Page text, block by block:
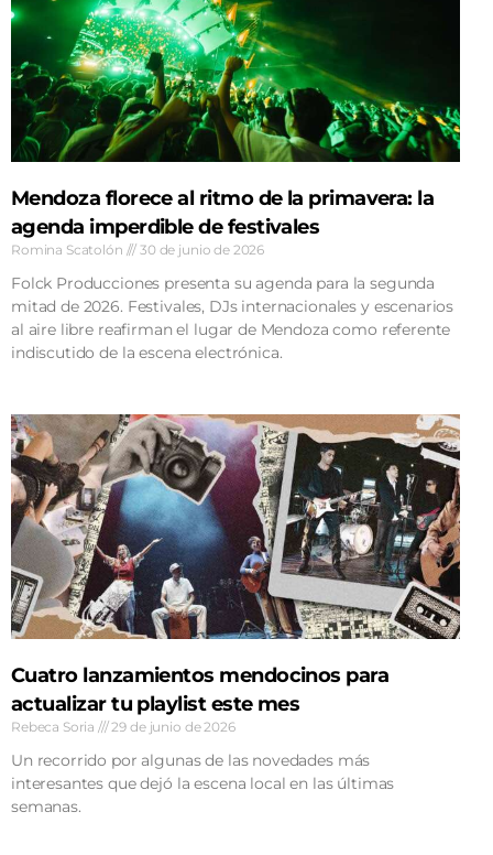
Mendoza florece al ritmo de la primavera: la
agenda imperdible de festivales
Romina Scatolón 30 de junio de 2026
Folck Producciones presenta su agenda para la segunda
mitad de 2026. Festivales, DJs internacionales y escenarios
al aire libre reafirman el lugar de Mendoza como referente
indiscutido de la escena electrónica.
Cuatro lanzamientos mendocinos para
actualizar tu playlist este mes
Rebeca Soria 29 de junio de 2026
Un recorrido por algunas de las novedades más
interesantes que dejó la escena local en las últimas
semanas.